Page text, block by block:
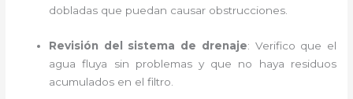
dobladas que puedan causar obstrucciones.
Revisión del sistema de drenaje: Verifico que el
agua fluya sin problemas y que no haya residuos
acumulados en el filtro.